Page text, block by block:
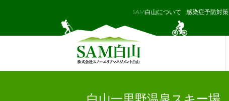
SAM白山について 感染症予防対策